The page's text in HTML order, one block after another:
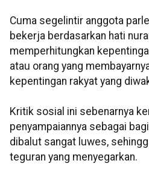
Cuma segelintir anggota
bekerja berdasarkan hati
memperhitungkan
atau orang yang
kepentingan rakyat yang
Kritik sosial ini sebenarnya
penyampaiannya sebagai
dibalut sangat luwes,
teguran yang menyegarkan.